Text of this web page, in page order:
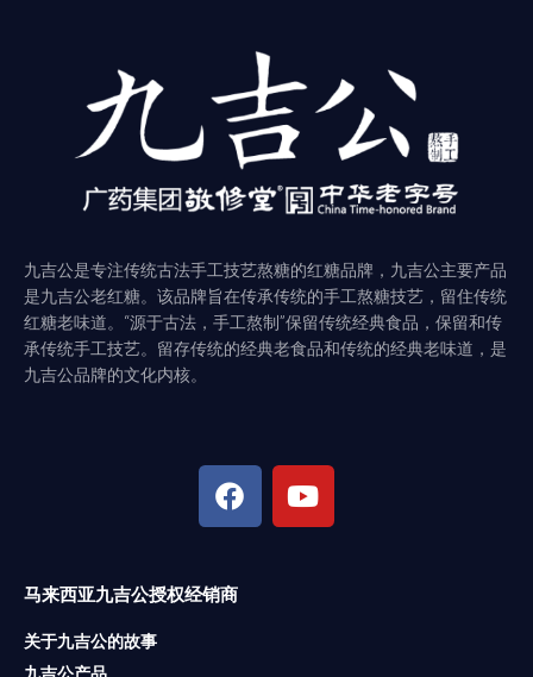
九吉公是专注传统古法手工技艺熬糖的红糖品牌，九吉公主要产品
是九吉公老红糖。该品牌旨在传承传统的手工熬糖技艺，留住传统
红糖老味道。“源于古法，手工熬制”保留传统经典食品，保留和传
承传统手工技艺。留存传统的经典老食品和传统的经典老味道，是
九吉公品牌的文化内核。
a
c
e
o
o
u
t
马来西亚九吉公授权经销商
关于九吉公的故事